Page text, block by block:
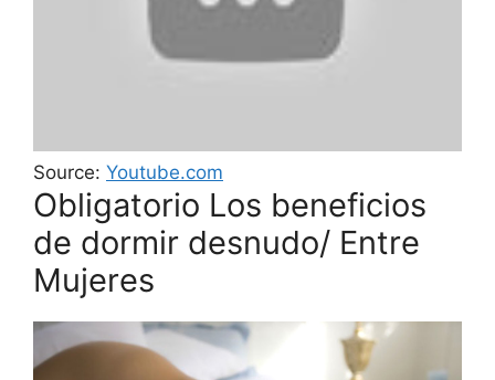
Source: Youtube.com
Obligatorio Los beneficios
de dormir desnudo/ Entre
Mujeres